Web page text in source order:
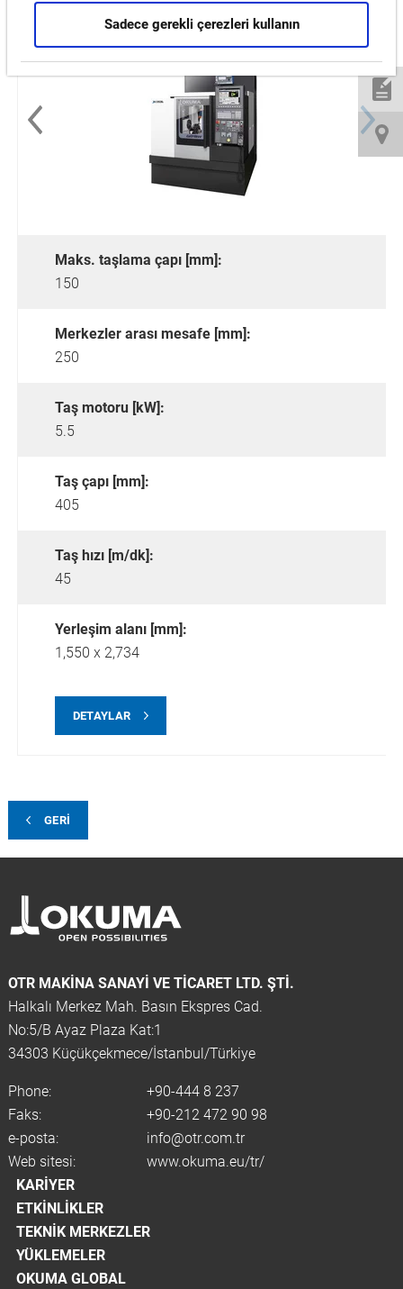
Sadece gerekli çerezleri kullanın
GP/GA14W
Maks. taşlama çapı [mm]:
150
Merkezler arası mesafe [mm]:
250
Taş motoru [kW]:
5.5
Taş çapı [mm]:
405
Taş hızı [m/dk]:
45
Yerleşim alanı [mm]:
1,550 x 2,734
DETAYLAR
GERI
OTR MAKINA SANAYI VE TICARET LTD. ŞTİ.
Halkalı Merkez Mah. Basın Ekspres Cad.
No:5/B Ayaz Plaza Kat:1
34303 Küçükçekmece/İstanbul/Türkiye
Phone:
+90-444 8 237
Faks:
+90-212 472 90 98
e-posta:
info@otr.com.tr
Web sitesi:
www.okuma.eu/tr/
KARIYER
ETKINLIKLER
TEKNIK MERKEZLER
YÜKLEMELER
OKUMA GLOBAL